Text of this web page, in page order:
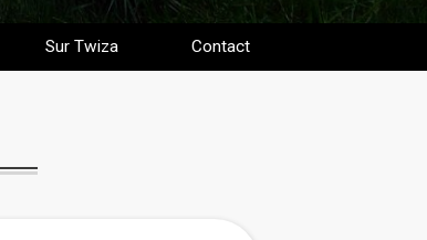
Sur Twiza Contact